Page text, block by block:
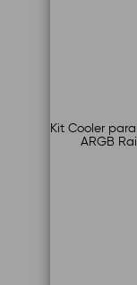
Kit Cooler
ARGB